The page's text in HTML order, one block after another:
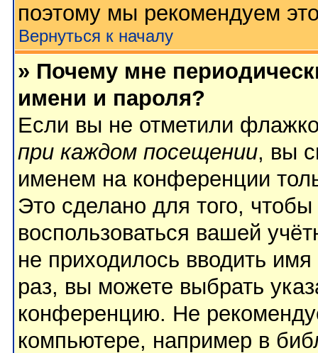
поэтому мы рекомендуем
Вернуться к началу
» Почему мне
имени и пароля?
Если вы не отметили
при каждом посещении, вы
именем на конференции
Это сделано для того, чтобы
воспользоваться вашей
не приходилось вводить
раз, вы можете выбрать
конференцию. Не
компьютере, например в